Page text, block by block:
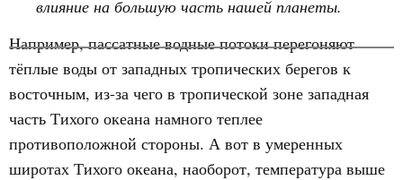
влияние на большую часть нашей планеты.
Например, пассатные водные потоки перегоняют
тёплые воды от западных тропических берегов к
восточным, из-за чего в тропической зоне западная
часть Тихого океана намного теплее
противоположной стороны. А вот в умеренных
широтах Тихого океана, наоборот, температура выше